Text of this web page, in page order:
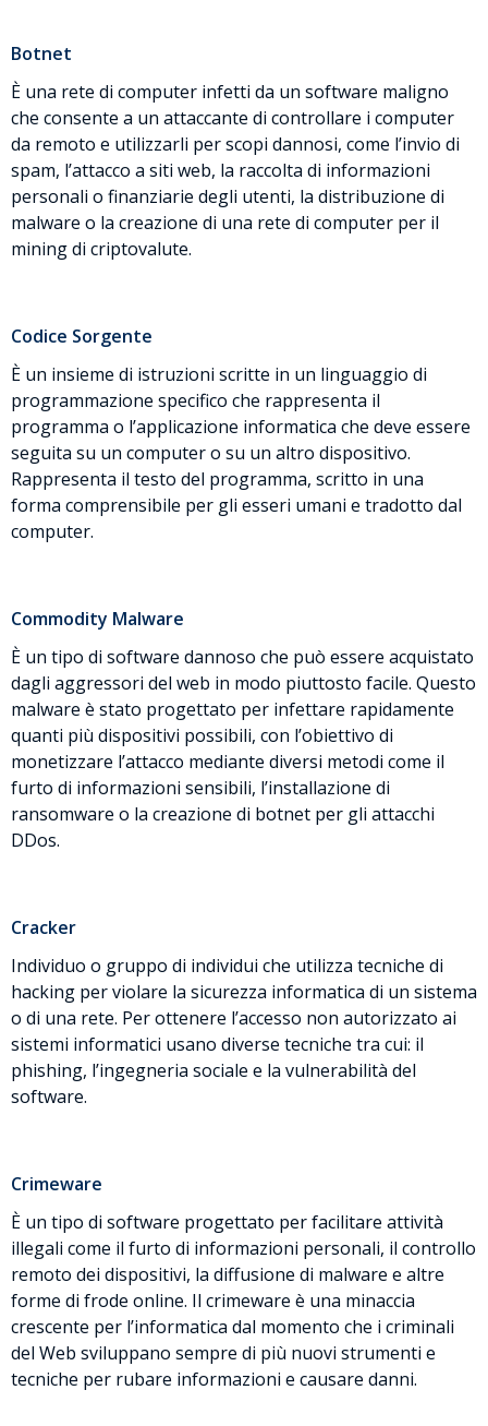
Botnet
È una rete di computer infetti da un software maligno
che consente a un attaccante di controllare i computer
da remoto e utilizzarli per scopi dannosi, come l’invio di
spam, l’attacco a siti web, la raccolta di informazioni
personali o finanziarie degli utenti, la distribuzione di
malware o la creazione di una rete di computer per il
mining di criptovalute.
Codice Sorgente
È un insieme di istruzioni scritte in un linguaggio di
programmazione specifico che rappresenta il
programma o l’applicazione informatica che deve essere
seguita su un computer o su un altro dispositivo.
Rappresenta il testo del programma, scritto in una
forma comprensibile per gli esseri umani e tradotto dal
computer.
Commodity Malware
È un tipo di software dannoso che può essere acquistato
dagli aggressori del web in modo piuttosto facile. Questo
malware è stato progettato per infettare rapidamente
quanti più dispositivi possibili, con l’obiettivo di
monetizzare l’attacco mediante diversi metodi come il
furto di informazioni sensibili, l’installazione di
ransomware o la creazione di botnet per gli attacchi
DDos.
Cracker
Individuo o gruppo di individui che utilizza tecniche di
hacking per violare la sicurezza informatica di un sistema
o di una rete. Per ottenere l’accesso non autorizzato ai
sistemi informatici usano diverse tecniche tra cui: il
phishing, l’ingegneria sociale e la vulnerabilità del
software.
Crimeware
È un tipo di software progettato per facilitare attività
illegali come il furto di informazioni personali, il controllo
remoto dei dispositivi, la diffusione di malware e altre
forme di frode online. Il crimeware è una minaccia
crescente per l’informatica dal momento che i criminali
del Web sviluppano sempre di più nuovi strumenti e
tecniche per rubare informazioni e causare danni.